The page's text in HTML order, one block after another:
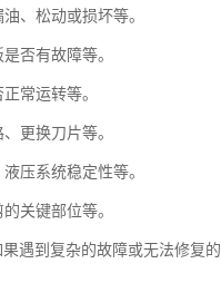
、松动或损坏等。
否有故障等。
常运转等。
更换刀片等。
压系统稳定性等。
关键部位等。
遇到复杂的故障或无法修复的